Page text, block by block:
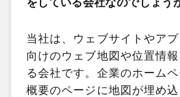
当社は、ウェブサイトやア
向けのウェブ地図や位置情
る会社です。企業のホーム
概要のページに地図が埋め